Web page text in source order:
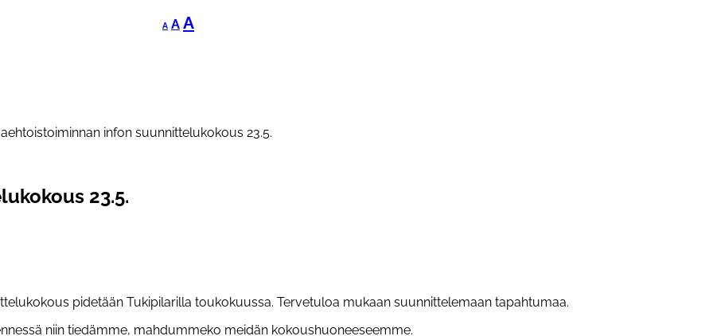
A
Decrease
font
A Reset
font
AIncrease
infon suunnittelukokous 23.5.
23.5.
pidetään Tukipilarilla toukokuussa. Tervetuloa mukaan suunnittelemaan tapahtumaa.
niin tiedämme, mahdummeko meidän kokoushuoneeseemme.